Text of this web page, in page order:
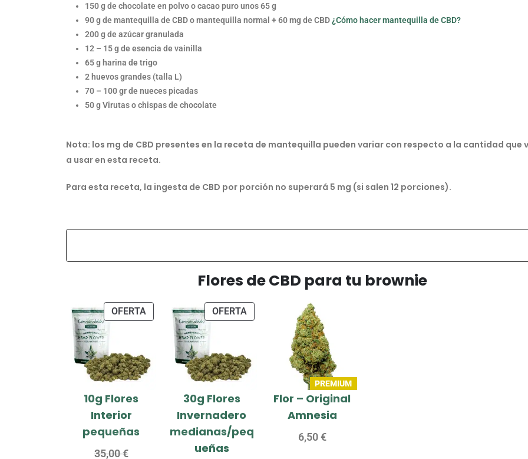
150 g de chocolate en polvo o cacao puro unos 65 g
90 g de mantequilla de CBD o mantequilla normal + 60 mg de CBD¿Cómo hacer mantequilla de CBD?
200 g de azúcar granulada
12 – 15 g de esencia de vainilla
65 g harina de trigo
2 huevos grandes (talla L)
70 – 100 gr de nueces picadas
50 g Virutas o chispas de chocolate
Nota: los mg de CBD presentes en la receta de mantequilla pueden variar con respecto a la cantidad que
a usar en esta receta.
Para esta receta, la ingesta de CBD por porción no superará 5 mg (si salen 12 porciones).
Flores de CBD para tu brownie
OFERTA
10g Flores
Interior
pequeñas
35,00€
OFERTA
30g Flores
Invernadero
medianas/peq
ueñas
PREMIUM
Flor – Original
Amnesia
6,50€